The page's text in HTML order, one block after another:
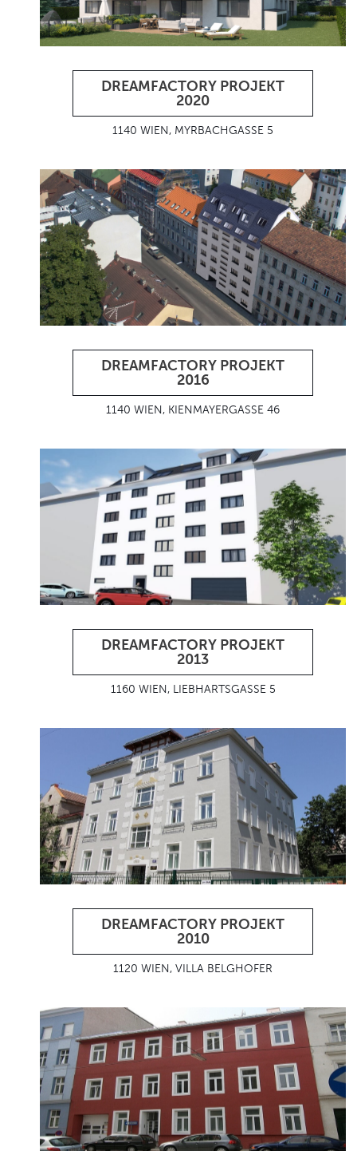
DREAMFACTORY PROJEKT
2020
1140 WIEN, MYRBACHGASSE 5
DREAMFACTORY PROJEKT
2016
1140 WIEN, KIENMAYERGASSE 46
DREAMFACTORY PROJEKT
2013
1160 WIEN, LIEBHARTSGASSE 5
DREAMFACTORY PROJEKT
2010
1120 WIEN, VILLA BELGHOFER